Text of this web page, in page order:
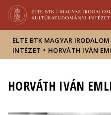
ELTE BTK MAGYAR
INTÉZET > HORVÁTH IVÁN
HORVÁTH IVÁN